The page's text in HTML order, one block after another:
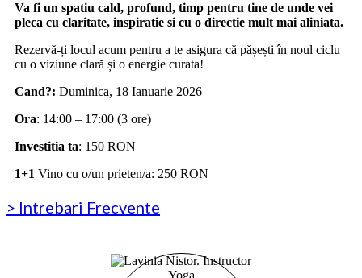
Va fi un spatiu cald, profund, timp pentru tine de unde vei
pleca cu claritate, inspiratie si cu o directie mult mai aliniata.
Rezervă-ți locul acum pentru a te asigura că pășești în noul ciclu
cu o viziune clară și o energie curata!
Cand?: Duminica, 18 Ianuarie 2026
Ora: 14:00 – 17:00 (3 ore)
Investitia ta: 150 RON
1+1 Vino cu o/un prieten/a: 250 RON
> Intrebari Frecvente